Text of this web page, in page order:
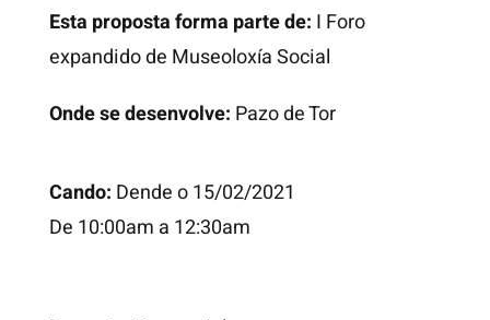
Esta proposta forma parte de: I Foro
expandido de Museoloxía Social
Onde se desenvolve: Pazo de Tor
Cando: Dende o 15/02/2021
De 10:00am a 12:30am